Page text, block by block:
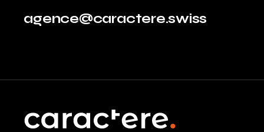
agence@caractere.swiss